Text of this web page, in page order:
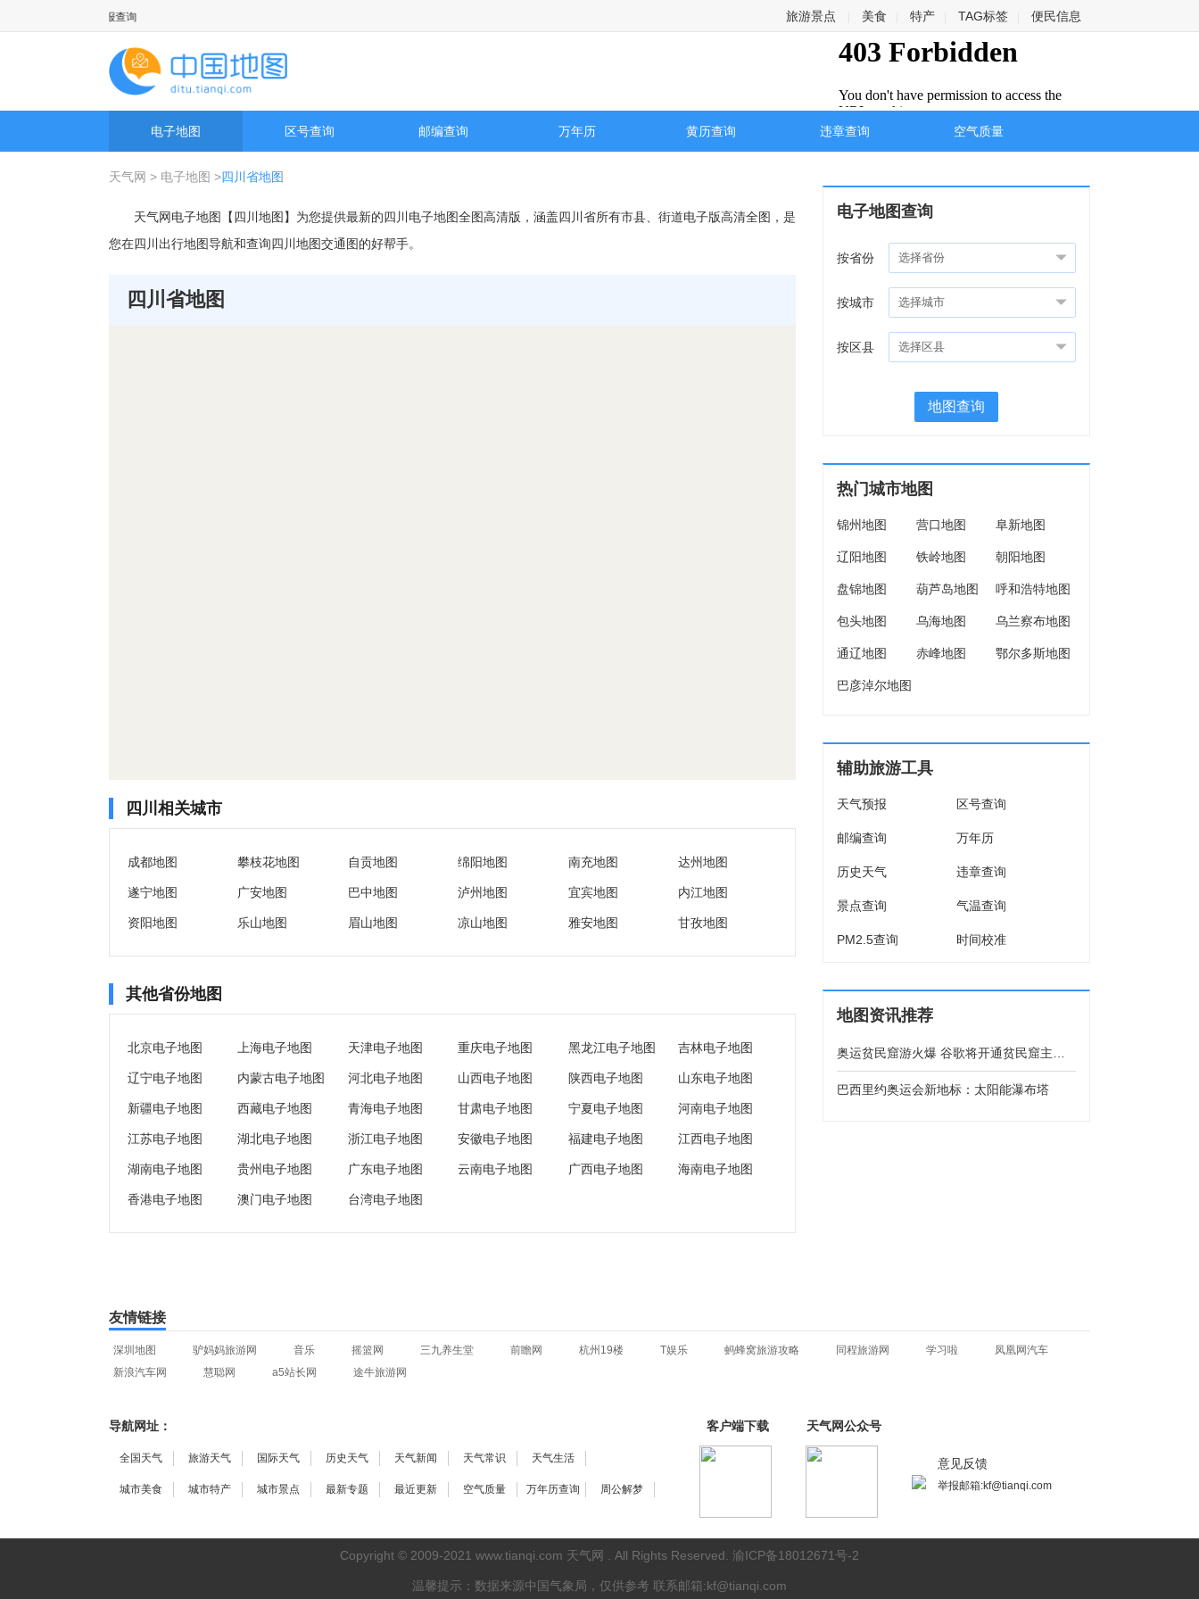
以及历史天气预报查询 旅游景点 美食 特产 TAG标签 便民信息
电子地图 区号查询 邮编查询 万年历 黄历查询 违章查询 空气质量
天气网 > 电子地图 >四川省地图
天气网电子地图【四川地图】为您提供最新的四川电子地图全图高清版，涵盖四川省所有市县、街道电子版高清全图，是
您在四川出行地图导航和查询四川地图交通图的好帮手。
四川省地图
四川相关城市
成都地图 攀枝花地图 自贡地图 绵阳地图 南充地图 达州地图
遂宁地图 广安地图 巴中地图 泸州地图 宜宾地图 内江地图
资阳地图 乐山地图 眉山地图 凉山地图 雅安地图 甘孜地图
其他省份地图
北京电子地图 上海电子地图 天津电子地图 重庆电子地图 黑龙江电子地图 吉林电子地图
辽宁电子地图 内蒙古电子地图 河北电子地图 山西电子地图 陕西电子地图 山东电子地图
新疆电子地图 西藏电子地图 青海电子地图 甘肃电子地图 宁夏电子地图 河南电子地图
江苏电子地图 湖北电子地图 浙江电子地图 安徽电子地图 福建电子地图 江西电子地图
湖南电子地图 贵州电子地图 广东电子地图 云南电子地图 广西电子地图 海南电子地图
香港电子地图 澳门电子地图 台湾电子地图
电子地图查询
按省份
按城市
按区县
地图查询
热门城市地图
锦州地图 营口地图 阜新地图
辽阳地图 铁岭地图 朝阳地图
盘锦地图 葫芦岛地图 呼和浩特地图
包头地图 乌海地图 乌兰察布地图
通辽地图 赤峰地图 鄂尔多斯地图
巴彦淖尔地图
辅助旅游工具
天气预报 区号查询
邮编查询 万年历
历史天气 违章查询
景点查询 气温查询
PM2.5查询 时间校准
地图资讯推荐
奥运贫民窟游火爆 谷歌将开通贫民窟主要
街道地图
巴西里约奥运会新地标：太阳能瀑布塔
友情链接
深圳地图 驴妈妈旅游网 音乐 摇篮网 三九养生堂 前瞻网 杭州19楼 T娱乐 蚂蜂窝旅游攻略 同程旅游网 学习啦
凤凰网汽车
新浪汽车网
慧聪网 a5站长网 途牛旅游网
导航网址：
全国天气 旅游天气 国际天气 历史天气 天气新闻 天气常识 天气生活
城市美食 城市特产 城市景点 最新专题 最近更新 空气质量 万年历查询 周公解梦
客户端下载 天气网公众号
意见反馈
举报邮箱:kf@tianqi.com
Copyright © 2009-2021 www.tianqi.com 天气网 . All Rights Reserved. 渝ICP备18012671号-2
温馨提示：数据来源中国气象局，仅供参考 联系邮箱:kf@tianqi.com